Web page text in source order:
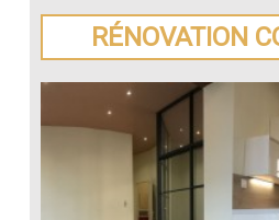
RÉNOVATION